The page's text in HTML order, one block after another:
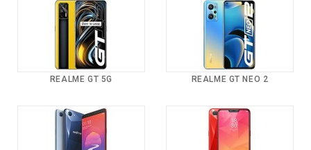
REALME GT 5G REALME GT NEO 2